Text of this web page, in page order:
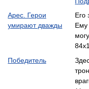
Арес. Герои
умирают дважды
Его
Ему
Победитель